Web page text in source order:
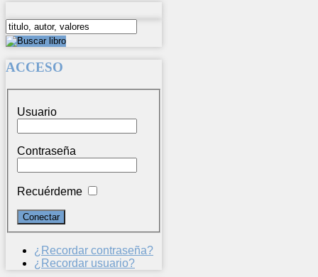
ACCESO
Usuario
Contraseña
Recuérdeme
¿Recordar contraseña?
¿Recordar usuario?